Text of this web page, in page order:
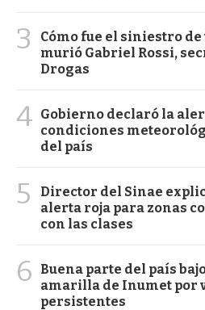
3
Cómo fue el siniestro
murió Gabriel Rossi,
Drogas
4 Gobierno declaró la
condiciones
del país
5
Director del Sinae
alerta roja para zonas
con las clases
6
Buena parte del país
amarilla de Inumet por
persistentes